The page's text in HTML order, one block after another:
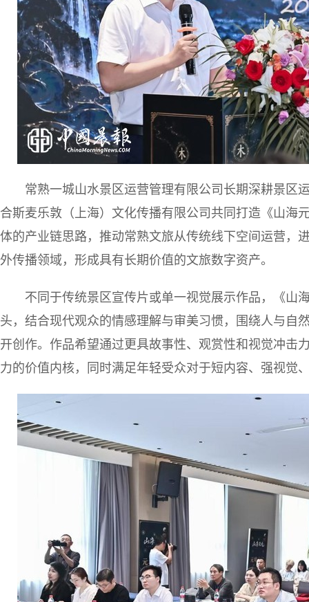
常熟一城山水景区运营管理有限公司长期深耕景区
合斯麦乐敦（上海）文化传播有限公司共同打造《山海
体的产业链思路，推动常熟文旅从传统线下空间运营，
外传播领域，形成具有长期价值的文旅数字资产。
不同于传统景区宣传片或单一视觉展示作品，《山
头，结合现代观众的情感理解与审美习惯，围绕人与自
开创作。作品希望通过更具故事性、观赏性和视觉冲击
力的价值内核，同时满足年轻受众对于短内容、强视觉